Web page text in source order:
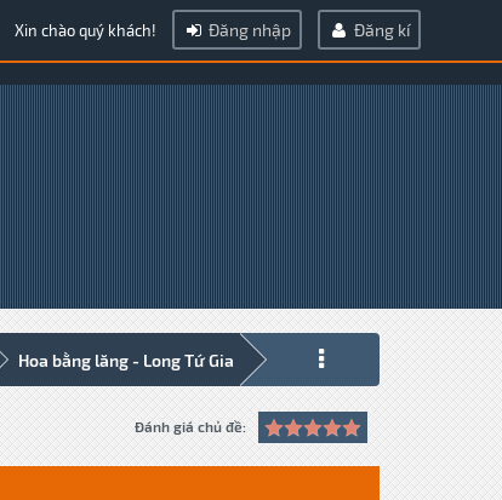
Xin chào quý khách! Đăng nhập Đăng kí
Hoa bằng lăng - Long Tứ Gia
Đánh giá chủ đề: